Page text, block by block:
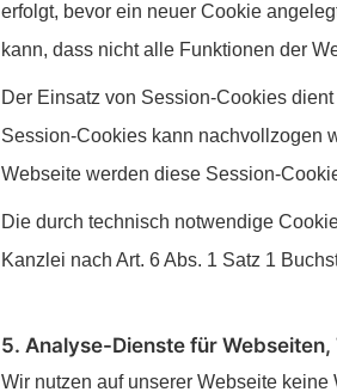
erfolgt, bevor ein neuer Cookie
kann, dass nicht alle Funktionen der
Der Einsatz von Session-Cookies
Session-Cookies kann nachvollzogen
Webseite werden diese Session-
Die durch technisch notwendige
Kanzlei nach Art. 6 Abs. 1 Satz 1
5. Analyse-Dienste für
Wir nutzen auf unserer Webseite